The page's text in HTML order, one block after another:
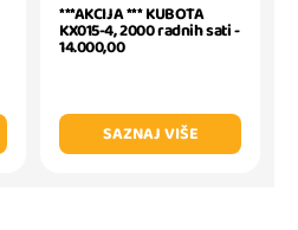
***AKCIJA *** KUBOTA
KX015-4, 2000 radnih sati -
14.000,00
SAZNAJ VIŠE